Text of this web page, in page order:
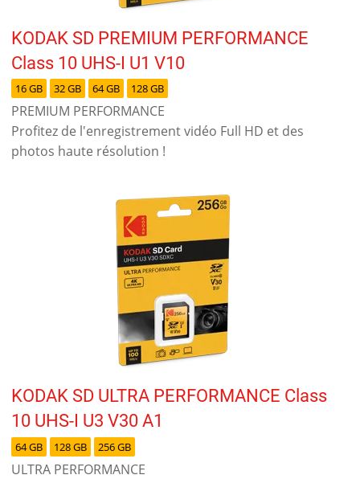
KODAK SD PREMIUM PERFORMANCE
Class 10 UHS-I U1 V10
16 GB 32 GB 64 GB 128 GB
PREMIUM PERFORMANCE
Profitez de l'enregistrement vidéo Full HD et des
photos haute résolution !
KODAK SD ULTRA PERFORMANCE Class
10 UHS-I U3 V30 A1
64 GB 128 GB 256 GB
ULTRA PERFORMANCE